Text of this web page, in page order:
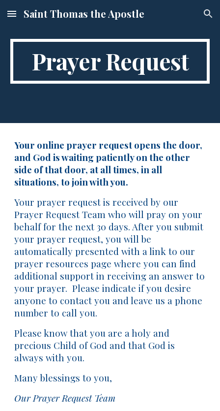
Skip to main content Skip to navigation
Saint Thomas the Apostle
Prayer Request
Your online prayer request opens the door,
and God is waiting patiently on the other
side of that door, at all times, in all
situations, to join with you.
Your prayer request is received by our
Prayer Request Team who will pray on your
behalf for the next 30 days. After you submit
your prayer request, you will be
automatically presented with a link to our
prayer resources page where you can find
additional support in receiving an answer to
your prayer. Please indicate if you desire
anyone to contact you and leave us a phone
number to call you.
Please know that you are a holy and
precious Child of God and that God is
always with you.
Many blessings to you,
Our Prayer Request Team